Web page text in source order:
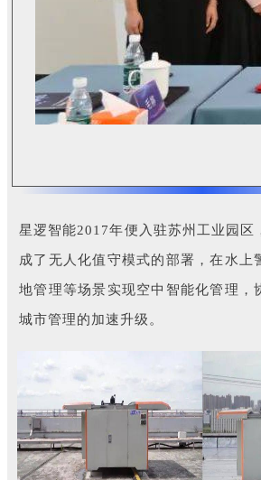
星逻智能2017年便入驻苏州工业园区
成了无人化值守模式的部署，在水上
地管理等场景实现空中智能化管理，
城市管理的加速升级。